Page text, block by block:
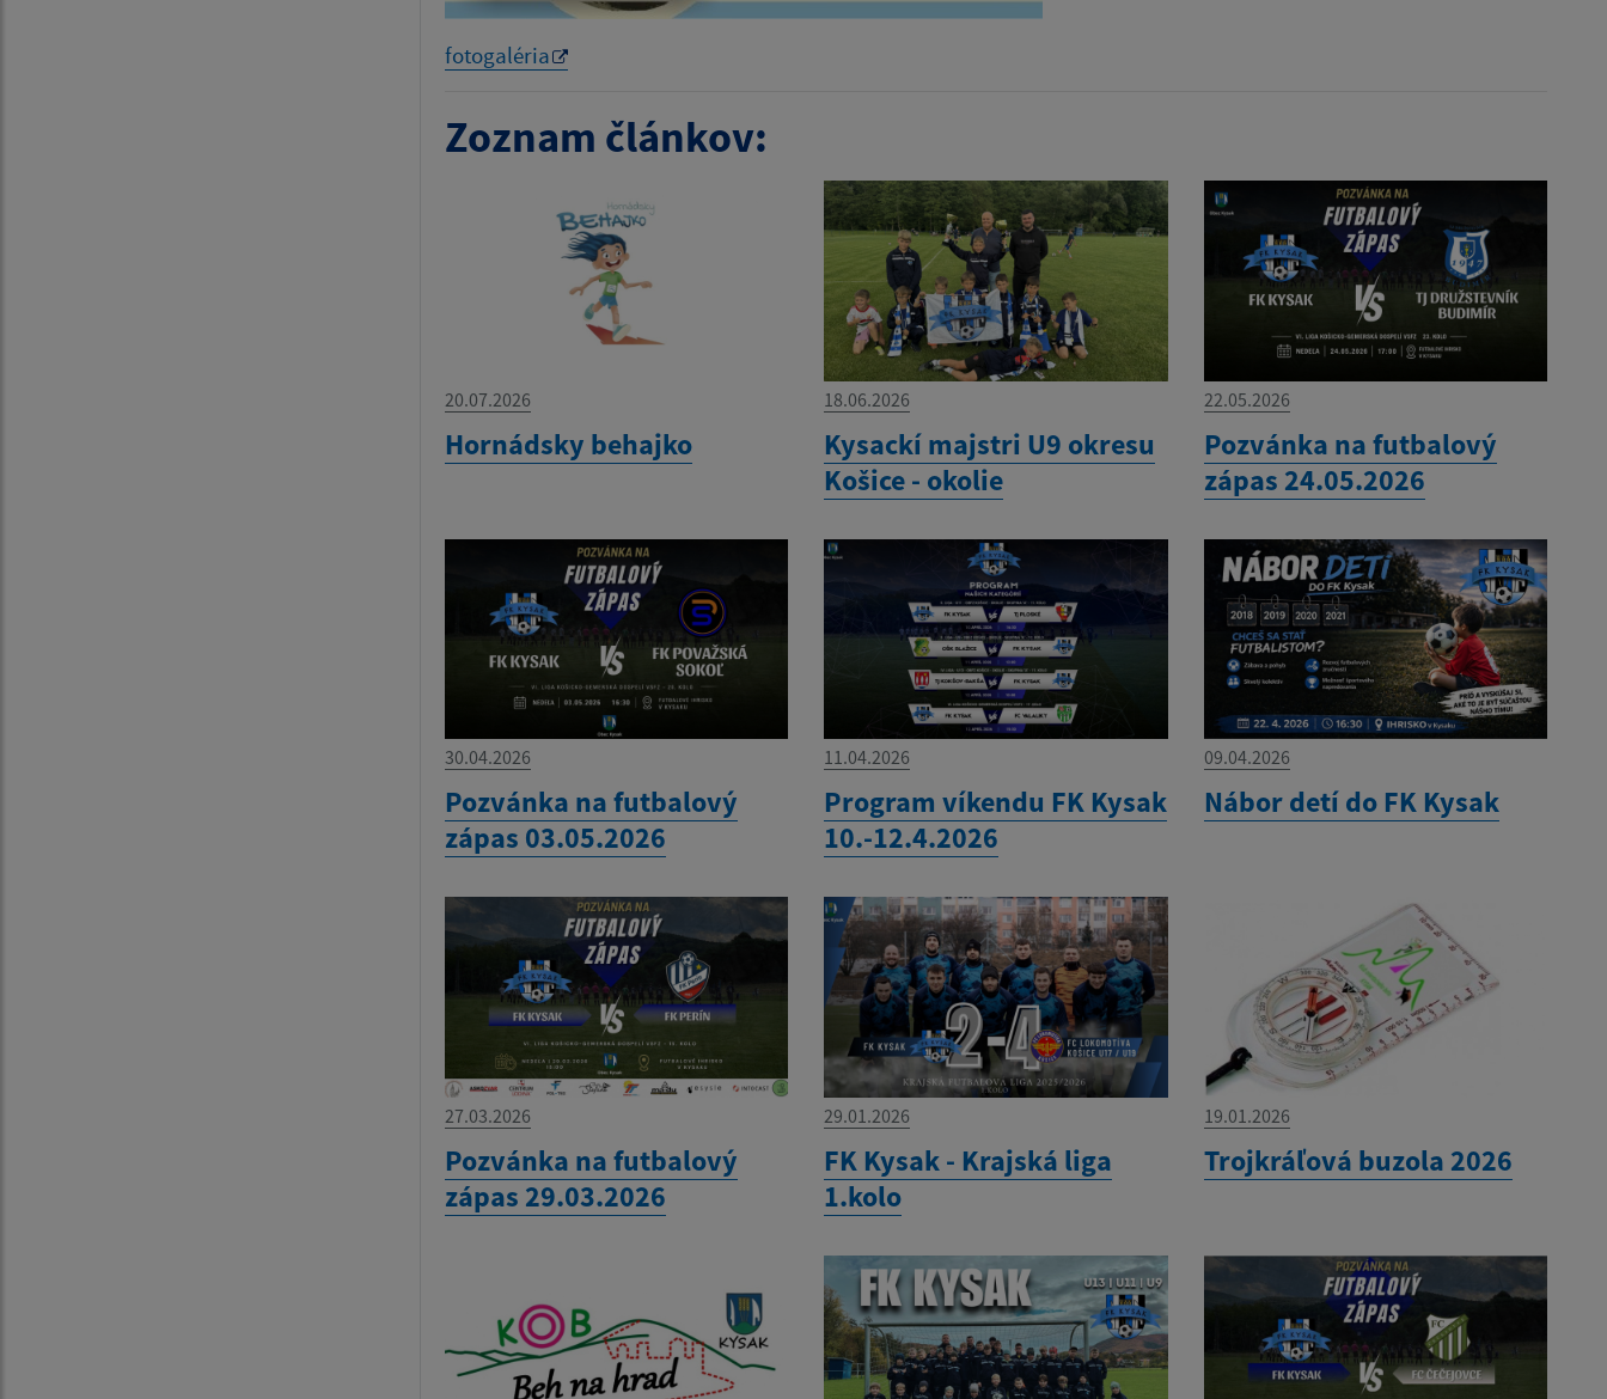
fotogaléria
Zoznam článkov:
20.07.2026
Hornádsky behajko
18.06.2026
Kysackí majstri U9 okresu
Košice - okolie
22.05.2026
Pozvánka na futbalový
zápas 24.05.2026
30.04.2026
Pozvánka na futbalový
zápas 03.05.2026
11.04.2026
Program víkendu FK Kysak
10.-12.4.2026
09.04.2026
Nábor detí do FK Kysak
27.03.2026
Pozvánka na futbalový
zápas 29.03.2026
29.01.2026
FK Kysak - Krajská liga
1.kolo
19.01.2026
Trojkráľová buzola 2026